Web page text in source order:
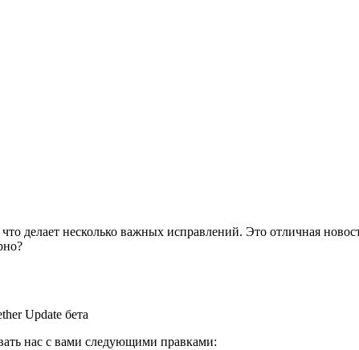
делает несколько важных исправлений. Это отличная
нас с вами следующими правками: